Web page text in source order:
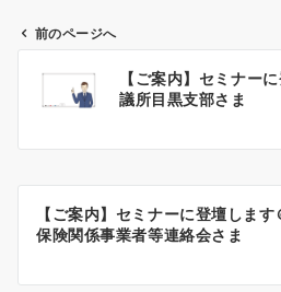
ン
前のページへ
【ご案内】セミナー
議所目黒支部さま
【ご案内】セミナーに登壇しま
保険関係事業者等連絡会さま